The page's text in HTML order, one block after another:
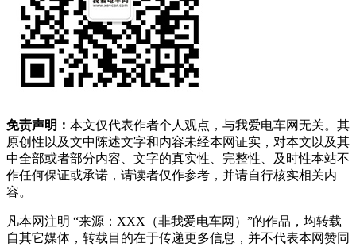
免责声明： 本文仅代表作者个人观点，与我爱电车网无关。其
原创性以及文中陈述文字和内容未经本网证实，对本文以及其
中全部或者部分内容、文字的真实性、完整性、及时性本站不
作任何保证或承诺，请读者仅作参考，并请自行核实相关内
容。
凡本网注明 “来源：XXX（非我爱电车网）”的作品，均转载
自其它媒体，转载目的在于传递更多信息，并不代表本网赞同